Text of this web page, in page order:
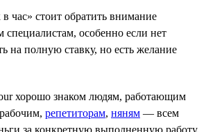
час» стоит обратить внимание
специалистам, особенно если нет
на полную ставку, но есть желание
хорошо знаком людям, работающим
репетиторам, няням — всем
за конкретную выполненную работу.